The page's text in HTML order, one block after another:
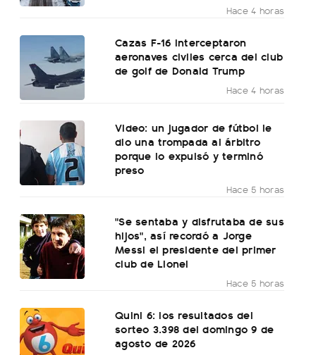
Hace 4 horas
Cazas F-16 interceptaron
aeronaves civiles cerca del club
de golf de Donald Trump
Hace 4 horas
Video: un jugador de fútbol le
dio una trompada al árbitro
porque lo expulsó y terminó
preso
Hace 5 horas
"Se sentaba y disfrutaba de sus
hijos", así recordó a Jorge
Messi el presidente del primer
club de Lionel
Hace 5 horas
Quini 6: los resultados del
sorteo 3.398 del domingo 9 de
agosto de 2026